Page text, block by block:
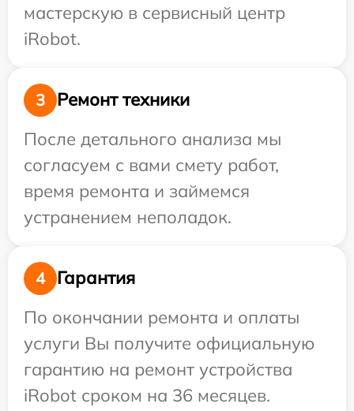
мастерскую в сервисный центр
iRobot.
3
Ремонт техники
После детального анализа мы
согласуем с вами смету работ,
время ремонта и займемся
устранением неполадок.
4
Гарантия
По окончании ремонта и оплаты
услуги Вы получите официальную
гарантию на ремонт устройства
iRobot сроком на 36 месяцев.